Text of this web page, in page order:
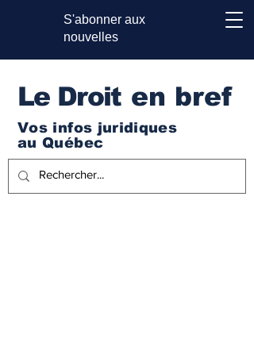
S'abonner aux
nouvelles
Le Droit en bref
Vos infos juridiques
au Québec